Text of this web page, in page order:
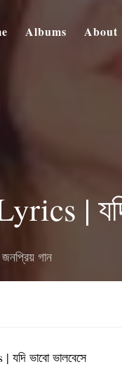
Albums About
| যদি
গান
ভাবো ভালবেসে